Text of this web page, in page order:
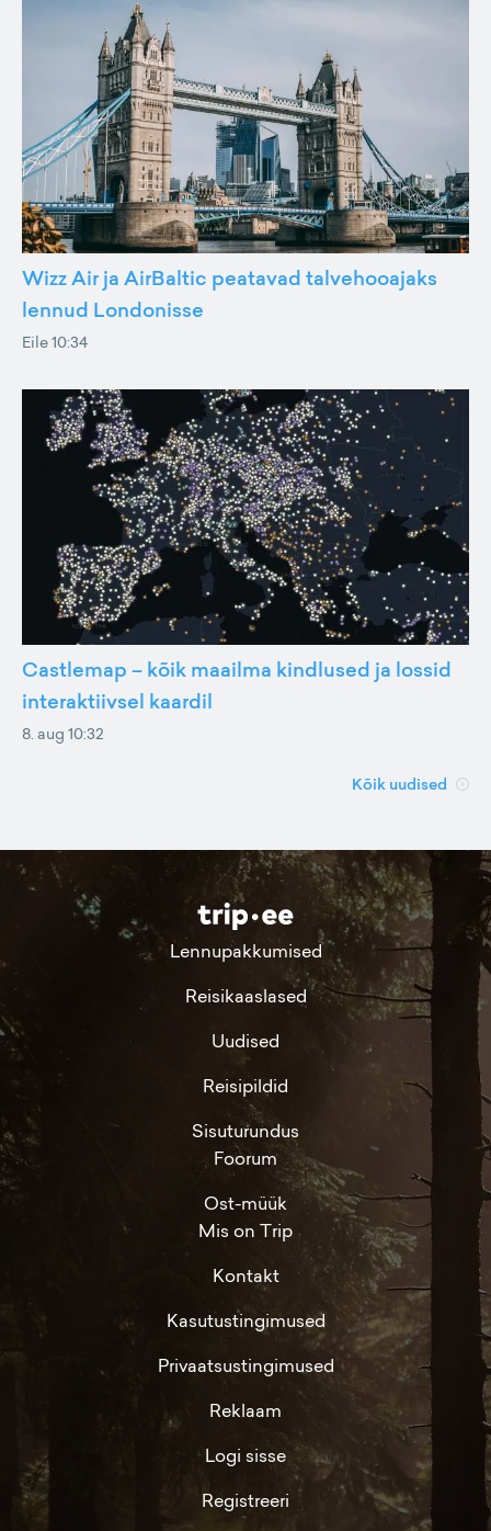
Wizz Air ja AirBaltic peatavad talvehooajaks
lennud Londonisse
Eile 10:34
Castlemap – kõik maailma kindlused ja lossid
interaktiivsel kaardil
8. aug 10:32
Kõik uudised
Lennupakkumised
Reisikaaslased
Uudised
Reisipildid
Sisuturundus
Foorum
Ost-müük
Mis on Trip
Kontakt
Kasutustingimused
Privaatsustingimused
Reklaam
Logi sisse
Registreeri